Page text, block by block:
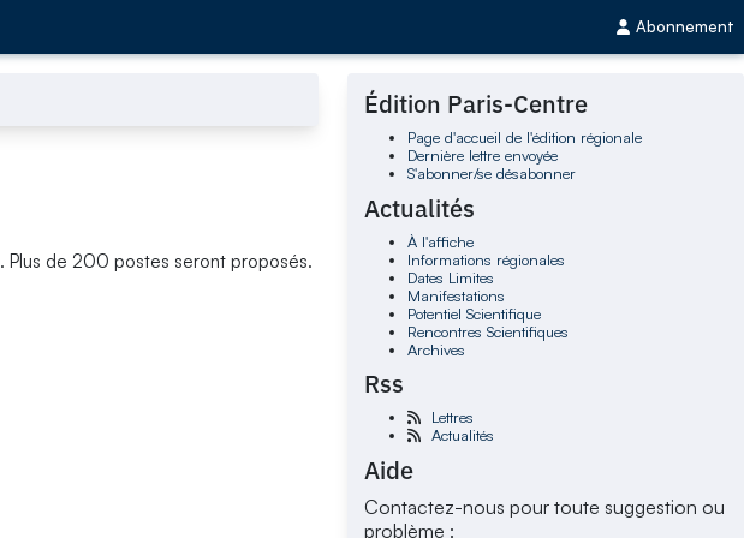
Abonnement
. Plus de 200 postes seront proposés.
Édition Paris-Centre
Page d'accueil de l'édition régionale
Dernière lettre envoyée
S'abonner/se désabonner
Actualités
À l'affiche
Informations régionales
Dates Limites
Manifestations
Potentiel Scientifique
Rencontres Scientifiques
Archives
Rss
Lettres
Actualités
Aide
Contactez-nous pour toute suggestion ou
problème :